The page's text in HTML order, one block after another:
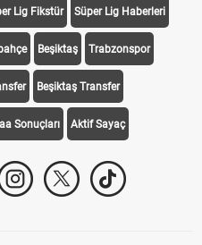
Lig Fikstür Süper Lig Haberleri
Beşiktaş Trabzonspor
Beşiktaş Transfer
Sonuçları Aktif Sayaç